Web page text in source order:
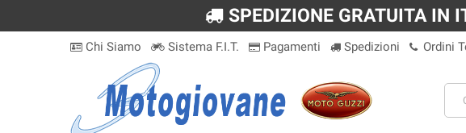
SPEDIZIONE GRATUITA IN
Chi Siamo Sistema F.I.T. Pagamenti Spedizioni Ordini